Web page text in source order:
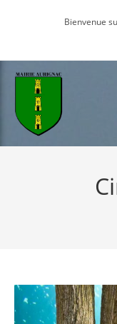
Bienvenue